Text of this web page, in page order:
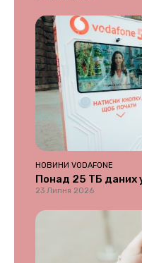
НОВИНИ VODAFONE
Понад 25 ТБ даних
23 Липня 2026